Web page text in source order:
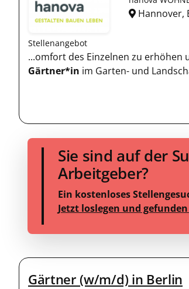
Hannover,
Stellenangebot
...omfort des Einzelnen zu erhöhen
Gärtner*in im Garten- und
Sie sind auf der
Arbeitgeber?
Ein kostenloses
Jetzt loslegen und
Gärtner (w/m/d) in Berlin